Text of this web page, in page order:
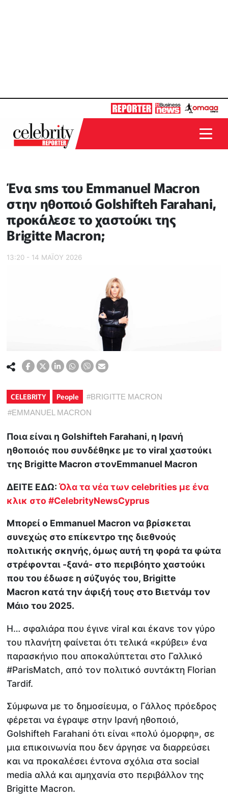
Ένα sms του Emmanuel Macron
στην ηθοποιό Golshifteh Farahani,
προκάλεσε το χαστούκι της
Brigitte Macron;
13:20 - 14 ΜΑΪ́ΟΥ 2026
CELEBRITY People #BRIGITTE MACRON
#EMMANUEL MACRON
Ποια είναι η Golshifteh Farahani, η Ιρανή
ηθοποιός που συνδέθηκε με το viral χαστούκι
της Brigitte Macron στονEmmanuel Macron
ΔΕΙΤΕ ΕΔΩ:Όλα τα νέα των celebrities με ένα
κλικ στο #CelebrityNewsCyprus
Μπορεί ο Emmanuel Macron να βρίσκεται
συνεχώς στο επίκεντρο της διεθνούς
πολιτικής σκηνής, όμως αυτή τη φορά τα φώτα
στρέφονται -ξανά- στο περιβόητο χαστούκι
που του έδωσε η σύζυγός του, Brigitte
Macron κατά την άφιξή τους στο Βιετνάμ τον
Μάιο του 2025.
Η… σφαλιάρα που έγινε viral και έκανε τον γύρο
του πλανήτη φαίνεται ότι τελικά «κρύβει» ένα
παρασκήνιο που αποκαλύπτεται στο Γαλλικό
#ParisMatch, από τον πολιτικό συντάκτη Florian
Tardif.
Σύμφωνα με το δημοσίευμα, ο Γάλλος πρόεδρος
φέρεται να έγραψε στην Ιρανή ηθοποιό,
Golshifteh Farahani ότι είναι «πολύ όμορφη», σε
μια επικοινωνία που δεν άργησε να διαρρεύσει
και να προκαλέσει έντονα σχόλια στα social
media αλλά και αμηχανία στο περιβάλλον της
Brigitte Macron.